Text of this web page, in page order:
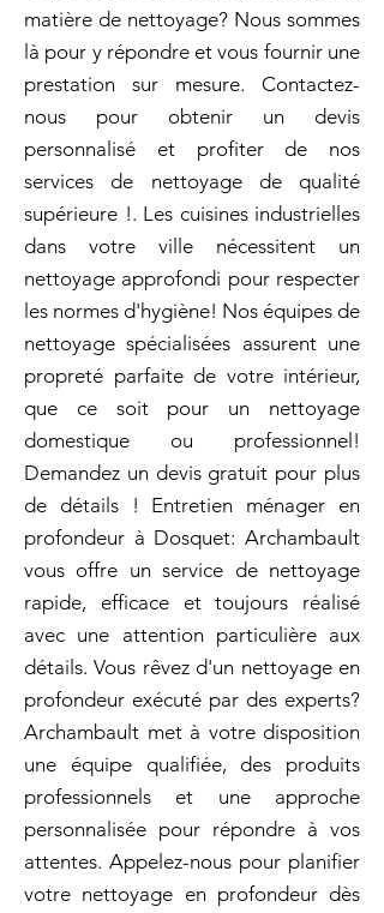
matière de nettoyage? Nous sommes
là pour y répondre et vous fournir une
prestation sur mesure. Contactez-
nous pour obtenir un devis
personnalisé et profiter de nos
services de nettoyage de qualité
supérieure !. Les cuisines industrielles
dans votre ville nécessitent un
nettoyage approfondi pour respecter
les normes d'hygiène! Nos équipes de
nettoyage spécialisées assurent une
propreté parfaite de votre intérieur,
que ce soit pour un nettoyage
domestique ou professionnel!
Demandez un devis gratuit pour plus
de détails ! Entretien ménager en
profondeur à Dosquet: Archambault
vous offre un service de nettoyage
rapide, efficace et toujours réalisé
avec une attention particulière aux
détails. Vous rêvez d'un nettoyage en
profondeur exécuté par des experts?
Archambault met à votre disposition
une équipe qualifiée, des produits
professionnels et une approche
personnalisée pour répondre à vos
attentes. Appelez-nous pour planifier
votre nettoyage en profondeur dès